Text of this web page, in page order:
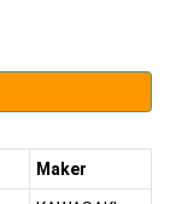
Maker